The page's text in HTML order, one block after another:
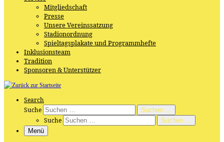
Mitgliedschaft
Presse
Unsere Vereinssatzung
Stadionordnung
Spieltagsplakate und Programmhefte
Inklusionsteam
Tradition
Sponsoren & Unterstützer
Search
Suche
Suchen …
Suche
Suchen …
Menü